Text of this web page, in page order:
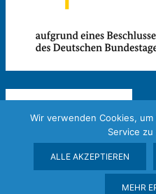
Wir verwenden Cookies,
Service
ALLE AKZEPTIEREN
MEHR